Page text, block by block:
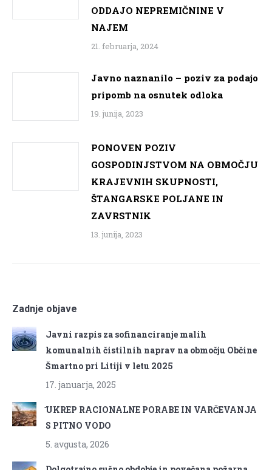
ODDAJO NEPREMIČNINE V
NAJEM
21. februarja, 2024
Javno naznanilo – poziv za podajo
pripomb na osnutek odloka
19. junija, 2023
PONOVEN POZIV
GOSPODINJSTVOM NA OBMOČJU
KRAJEVNIH SKUPNOSTI,
ŠTANGARSKE POLJANE IN
ZAVRSTNIK
13. junija, 2023
Zadnje objave
Javni razpis za sofinanciranje malih
komunalnih čistilnih naprav na območju Občine
Šmartno pri Litiji v letu 2025
17. januarja, 2025
̌UKREP RACIONALNE PORABE IN VARČEVANJA
S PITNO VODO
5. avgusta, 2026